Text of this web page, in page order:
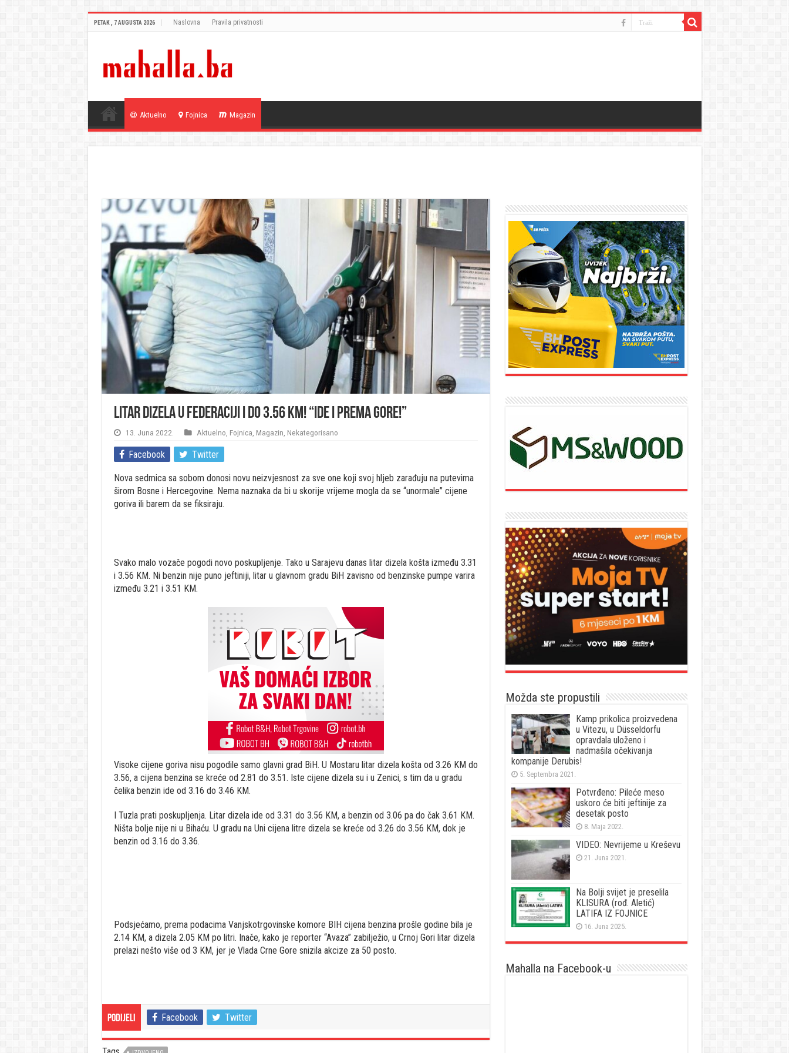
PETAK , 7 AUGUSTA 2026 Naslovna Pravila privatnosti
Aktuelno Fojnica Magazin
Litar dizela u Federaciji i do 3.56 KM! “Ide i prema gore!”
13. Juna 2022. Aktuelno Fojnica Magazin Nekategorisano
Facebook Twitter
Nova sedmica sa sobom donosi novu neizvjesnost za sve one koji svoj hljeb zarađuju na putevima
širom Bosne i Hercegovine. Nema naznaka da bi u skorije vrijeme mogla da se “unormale” cijene
goriva ili barem da se fiksiraju.
Svako malo vozače pogodi novo poskupljenje. Tako u Sarajevu danas litar dizela košta između 3.31
i 3.56 KM. Ni benzin nije puno jeftiniji, litar u glavnom gradu BiH zavisno od benzinske pumpe varira
između 3.21 i 3.51 KM.
Visoke cijene goriva nisu pogodile samo glavni grad BiH. U Mostaru litar dizela košta od 3.26 KM do
3.56, a cijena benzina se kreće od 2.81 do 3.51. Iste cijene dizela su i u Zenici, s tim da u gradu
čelika benzin ide od 3.16 do 3.46 KM.
I Tuzla prati poskupljenja. Litar dizela ide od 3.31 do 3.56 KM, a benzin od 3.06 pa do čak 3.61 KM.
Ništa bolje nije ni u Bihaću. U gradu na Uni cijena litre dizela se kreće od 3.26 do 3.56 KM, dok je
benzin od 3.16 do 3.36.
Podsjećamo, prema podacima Vanjskotrgovinske komore BIH cijena benzina prošle godine bila je
2.14 KM, a dizela 2.05 KM po litri. Inače, kako je reporter “Avaza” zabilježio, u Crnoj Gori litar dizela
prelazi nešto više od 3 KM, jer je Vlada Crne Gore snizila akcize za 50 posto.
Podijeli Facebook Twitter
Možda ste propustili
Kamp prikolica proizvedena
u Vitezu, u Düsseldorfu
opravdala uloženo i
nadmašila očekivanja
kompanije Derubis!
5. Septembra 2021.
Potvrđeno: Pileće meso
uskoro će biti jeftinije za
desetak posto
8. Maja 2022.
VIDEO: Nevrijeme u Kreševu
21. Juna 2021.
Na Bolji svijet je preselila
KLISURA (rođ. Aletić)
LATIFA IZ FOJNICE
16. Juna 2025.
Mahalla na Facebook-u